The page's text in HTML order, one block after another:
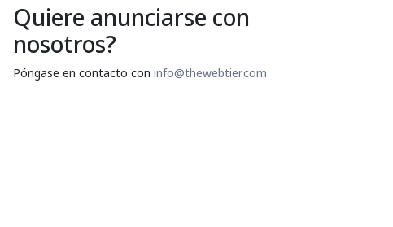
Quiere anunciarse con
nosotros?
Póngase en contacto con info@thewebtier.com